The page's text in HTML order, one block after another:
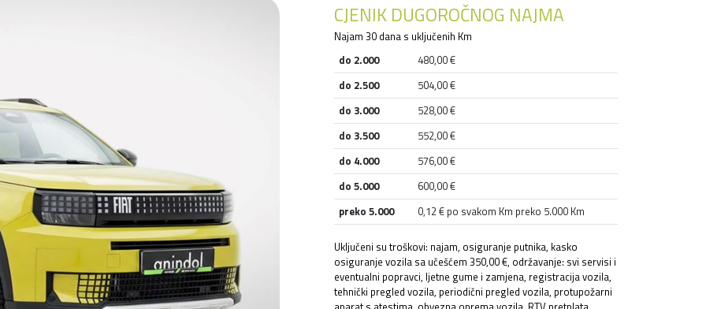
CJENIK DUGOROČNOG NAJMA
Najam 30 dana s uključenih Km
do 2.000
480,00 €
do 2.500
504,00 €
do 3.000
528,00 €
do 3.500
552,00 €
do 4.000
576,00 €
do 5.000
600,00 €
preko 5.000
0,12 € po svakom Km preko 5.000 Km
Uključeni su troškovi: najam, osiguranje putnika, kasko
osiguranje vozila sa učešćem 350,00 €, održavanje: svi servisi i
eventualni popravci, ljetne gume i zamjena, registracija vozila,
tehnički pregled vozila, periodični pregled vozila, protupožarni